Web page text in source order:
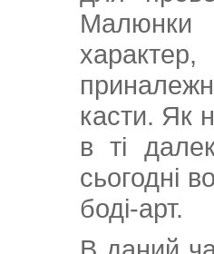
касти. Як
в ті
сьогодні
боді-арт.